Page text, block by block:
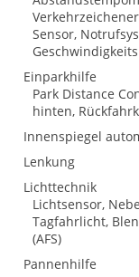
Sensor,
Einparkhilfe
Park Distance
hinten,
Innenspiegel
Lenkung
Lichttechnik
Lichtsensor,
Tagfahrlicht,
(AFS)
Pannenhilfe